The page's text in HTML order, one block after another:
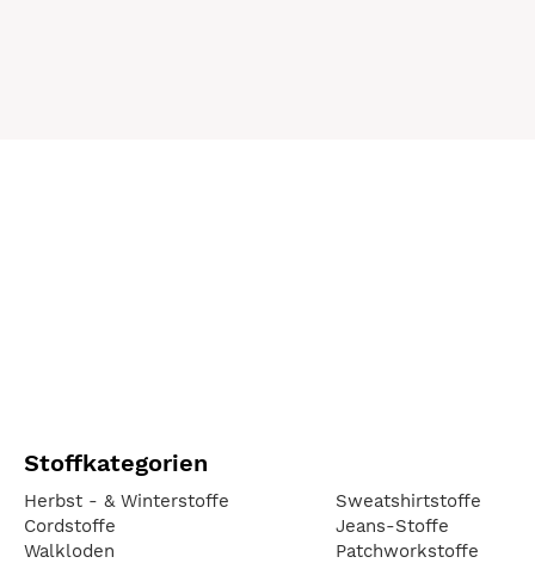
Stoffkategorien
Herbst - & Winterstoffe
Cordstoffe
Walkloden
Sweatshirtstoffe
Jeans-Stoffe
Patchworkstoffe